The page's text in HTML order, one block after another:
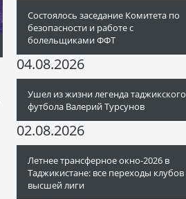
Состоялось заседание Комитета по
безопасности и работе с
болельщиками ФФТ
04.08.2026
Ушел из жизни легенда таджикского
футбола Валерий Турсунов
02.08.2026
Летнее трансферное окно-2026 в
Таджикистане: все переходы клубов
высшей лиги